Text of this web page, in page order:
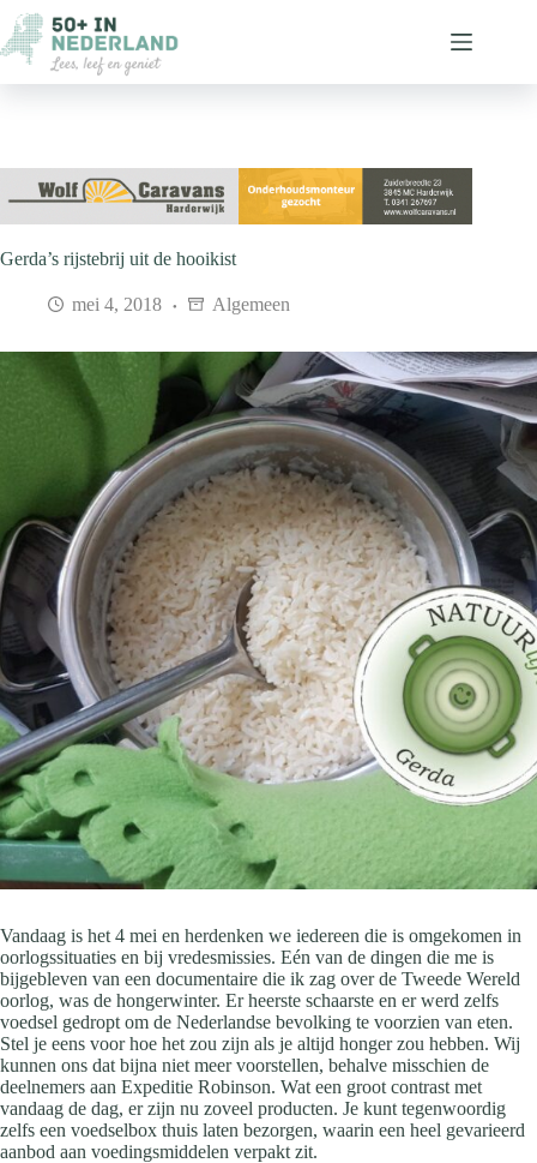
naar
de
inhoud
Gerda’s rijstebrij uit de hooikist
mei 4, 2018 Algemeen
Vandaag is het 4 mei en herdenken we iedereen die is omgekomen in
oorlogssituaties en bij vredesmissies. Eén van de dingen die me is
bijgebleven van een documentaire die ik zag over de Tweede Wereld
oorlog, was de hongerwinter. Er heerste schaarste en er werd zelfs
voedsel gedropt om de Nederlandse bevolking te voorzien van eten.
Stel je eens voor hoe het zou zijn als je altijd honger zou hebben. Wij
kunnen ons dat bijna niet meer voorstellen, behalve misschien de
deelnemers aan Expeditie Robinson. Wat een groot contrast met
vandaag de dag, er zijn nu zoveel producten. Je kunt tegenwoordig
zelfs een voedselbox thuis laten bezorgen, waarin een heel gevarieerd
aanbod aan voedingsmiddelen verpakt zit.